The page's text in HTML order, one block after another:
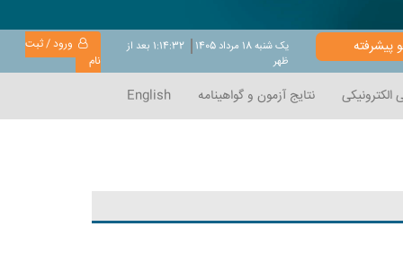
پیشرفته يک شنبه 18 مرداد 1405
1:14:33 بعد از
ظهر
ورود / ثبت
نام
الکترونیکی نتایج آزمون و گواهینامه English